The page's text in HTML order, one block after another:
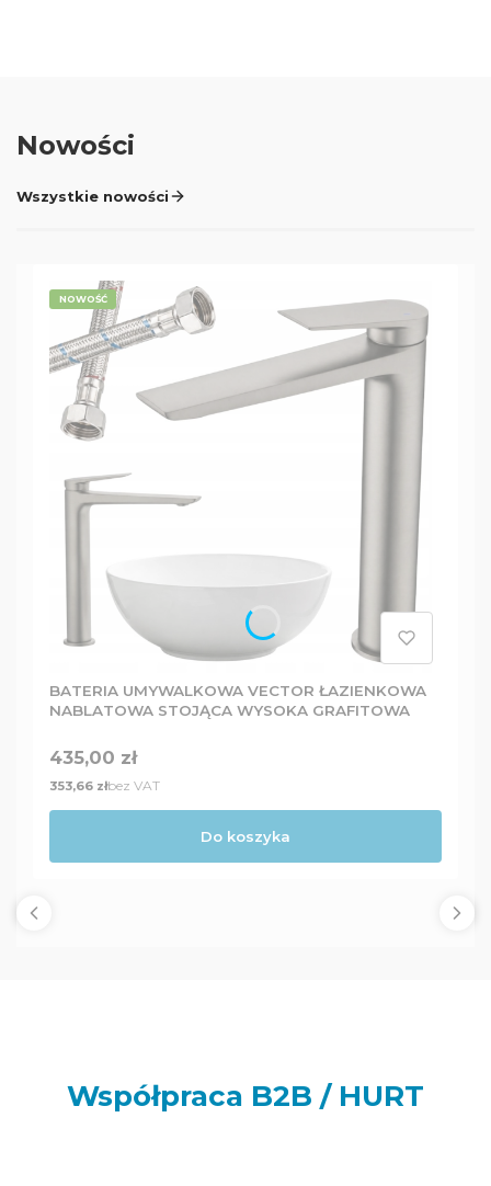
Nowości
Wszystkie nowości
NOWOŚĆ
BATERIA UMYWALKOWA VECTOR ŁAZIENKOWA
NABLATOWA STOJĄCA WYSOKA GRAFITOWA
Cena
435,00 zł
Cena
353,66 złbez VAT
Do koszyka
Współpraca B2B / HURT